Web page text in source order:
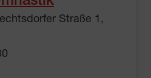
Straße 1,